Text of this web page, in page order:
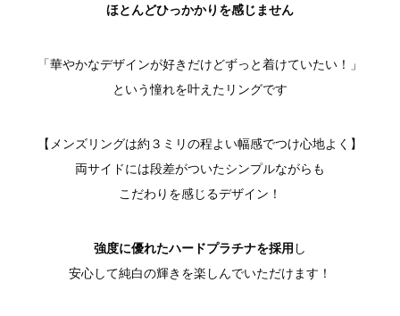
ほとんどひっかかりを感じません
「華やかなデザインが好きだけどずっと着けていたい！」
という憧れを叶えたリングです
【メンズリングは約３ミリの程よい幅感でつけ心地よく】
両サイドには段差がついたシンプルながらも
こだわりを感じるデザイン！
強度に優れたハードプラチナを採用 し
安心して純白の輝きを楽しんでいただけます！